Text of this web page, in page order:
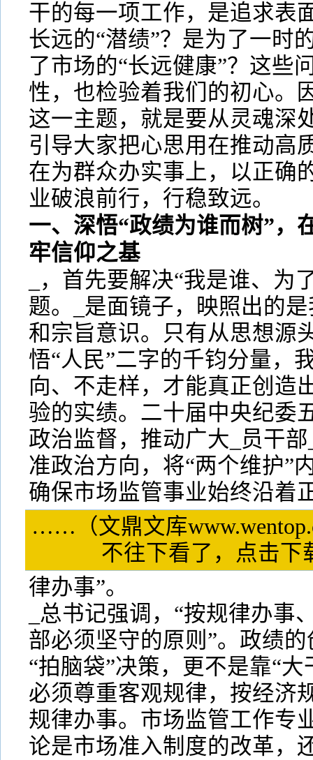
干的每一项工作，是追求表
长远的“潜绩”？是为了一时
了市场的“长远健康”？这些
性，也检验着我们的初心。
这一主题，就是要从灵魂深
引导大家把心思用在推动高
在为群众办实事上，以正确
业破浪前行，行稳致远。
一、深悟“政绩为谁而树”，
牢信仰之基
_，首先要解决“我是谁、为
题。_是面镜子，映照出的
和宗旨意识。只有从思想源
悟“人民”二字的千钧分量，
向、不走样，才能真正创造
验的实绩。二十届中央纪委
政治监督，推动广大_员干
准政治方向，将“两个维护”
确保市场监管事业始终沿着
……（文鼎文库
不往下看了，点击
律办事”。
_总书记强调，“按规律办事
部必须坚守的原则”。政绩
“拍脑袋”决策，更不是靠“
必须尊重客观规律，按经济
规律办事。市场监管工作专
论是市场准入制度的改革，